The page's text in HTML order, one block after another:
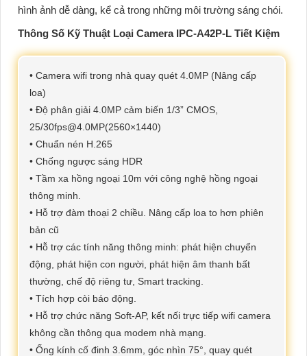
hình ảnh dễ dàng, kể cả trong những môi trường sáng chói.
Thông Số Kỹ Thuật Loại Camera IPC-A42P-L Tiết Kiệm
• Camera wifi trong nhà quay quét 4.0MP (Nâng cấp
loa)
• Độ phân giải 4.0MP cảm biến 1/3” CMOS,
25/30fps@4.0MP(2560×1440)
• Chuẩn nén H.265
• Chống ngược sáng HDR
• Tầm xa hồng ngoại 10m với công nghệ hồng ngoại
thông minh.
• Hỗ trợ đàm thoại 2 chiều. Nâng cấp loa to hơn phiên
bản cũ
• Hỗ trợ các tính năng thông minh: phát hiện chuyển
động, phát hiện con người, phát hiện âm thanh bất
thường, chế độ riêng tư, Smart tracking.
• Tích hợp còi báo động.
• Hỗ trợ chức năng Soft-AP, kết nối trực tiếp wifi camera
không cần thông qua modem nhà mạng.
• Ống kính cố đinh 3.6mm, góc nhìn 75°, quay quét